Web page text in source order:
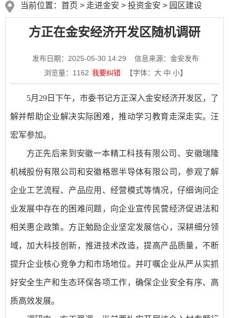
当前位置： 首页 > 走进金安 > 投资金安 > 园区建设
方正在金安经济开发区随机调研
发布日期：2025-05-30 14:29
信息来源：金安发布
浏览量： 1162 我要纠错 【字体： 大 中 小】
5月29日下午，市委书记方正深入金安经济开发区，了
解并帮助企业解决实际困难，推动学习教育走深走实。汪
宏军参加。
方正先后来到安徽一本精工科技有限公司、安徽瑞隆
机械股份有限公司和安徽格恩半导体有限公司，参观了解
企业工艺流程、产品应用、经营模式等情况，仔细询问企
业发展中存在的困难问题，向企业宣传民营经济促进法和
相关惠企政策。方正勉励企业坚定发展信心，深耕细分领
域，加大科技创新，推进技术改造，提高产品质量，不断
提升企业核心竞争力和市场地位。并叮嘱企业从严从实抓
好安全生产和生态环保各项工作，确保企业安全有序、高
质高效发展。